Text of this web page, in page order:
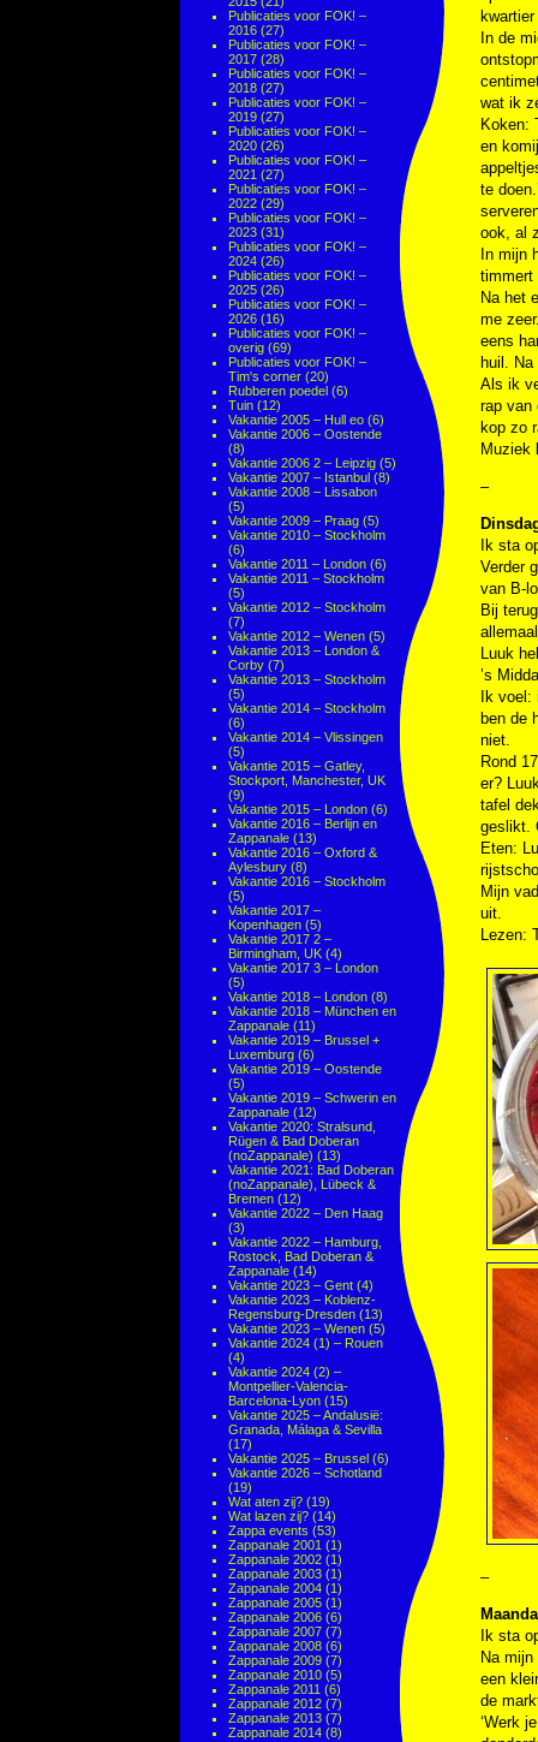
Publicaties voor FOK! –
2016 (27)
Publicaties voor FOK! –
2017 (28)
Publicaties voor FOK! –
2018 (27)
Publicaties voor FOK! –
2019 (27)
Publicaties voor FOK! –
2020 (26)
Publicaties voor FOK! –
2021 (27)
Publicaties voor FOK! –
2022 (29)
Publicaties voor FOK! –
2023 (31)
Publicaties voor FOK! –
2024 (26)
Publicaties voor FOK! –
2025 (26)
Publicaties voor FOK! –
2026 (16)
Publicaties voor FOK! –
overig (69)
Publicaties voor FOK! –
Tim's corner (20)
Rubberen poedel (6)
Tuin (12)
Vakantie 2005 – Hull eo (6)
Vakantie 2006 – Oostende
(8)
Vakantie 2006 2 – Leipzig (5)
Vakantie 2007 – Istanbul (8)
Vakantie 2008 – Lissabon
(5)
Vakantie 2009 – Praag (5)
Vakantie 2010 – Stockholm
(6)
Vakantie 2011 – London (6)
Vakantie 2011 – Stockholm
(5)
Vakantie 2012 – Stockholm
(7)
Vakantie 2012 – Wenen (5)
Vakantie 2013 – London &
Corby (7)
Vakantie 2013 – Stockholm
(5)
Vakantie 2014 – Stockholm
(6)
Vakantie 2014 – Vlissingen
(5)
Vakantie 2015 – Gatley,
Stockport, Manchester, UK
(9)
Vakantie 2015 – London (6)
Vakantie 2016 – Berlijn en
Zappanale (13)
Vakantie 2016 – Oxford &
Aylesbury (8)
Vakantie 2016 – Stockholm
(5)
Vakantie 2017 –
Kopenhagen (5)
Vakantie 2017 2 –
Birmingham, UK (4)
Vakantie 2017 3 – London
(5)
Vakantie 2018 – London (8)
Vakantie 2018 – München en
Zappanale (11)
Vakantie 2019 – Brussel +
Luxemburg (6)
Vakantie 2019 – Oostende
(5)
Vakantie 2019 – Schwerin en
Zappanale (12)
Vakantie 2020: Stralsund,
Rügen & Bad Doberan
(noZappanale) (13)
Vakantie 2021: Bad Doberan
(noZappanale), Lübeck &
Bremen (12)
Vakantie 2022 – Den Haag
(3)
Vakantie 2022 – Hamburg,
Rostock, Bad Doberan &
Zappanale (14)
Vakantie 2023 – Gent (4)
Vakantie 2023 – Koblenz-
Regensburg-Dresden (13)
Vakantie 2023 – Wenen (5)
Vakantie 2024 (1) – Rouen
(4)
Vakantie 2024 (2) –
Montpellier-Valencia-
Barcelona-Lyon (15)
Vakantie 2025 – Andalusië:
Granada, Málaga & Sevilla
(17)
Vakantie 2025 – Brussel (6)
Vakantie 2026 – Schotland
(19)
Wat aten zij? (19)
Wat lazen zij? (14)
Zappa events (53)
Zappanale 2001 (1)
Zappanale 2002 (1)
Zappanale 2003 (1)
Zappanale 2004 (1)
Zappanale 2005 (1)
Zappanale 2006 (6)
Zappanale 2007 (7)
Zappanale 2008 (6)
Zappanale 2009 (7)
Zappanale 2010 (5)
Zappanale 2011 (6)
Zappanale 2012 (7)
Zappanale 2013 (7)
Zappanale 2014 (8)
In de
wat ik
Koken:
en
te
ook, al
In mijn
timmert
Na het
me
eens
huil.
Als ik
rap van
kop zo
Muziek
–
Ik sta
Verder
van B-
Bij
Luuk
’s
Ik
ben de
niet.
Rond
er?
tafel
geslikt.
Eten:
Mijn
uit.
Lezen:
–
Ik sta
Na
een
de
‘Werk